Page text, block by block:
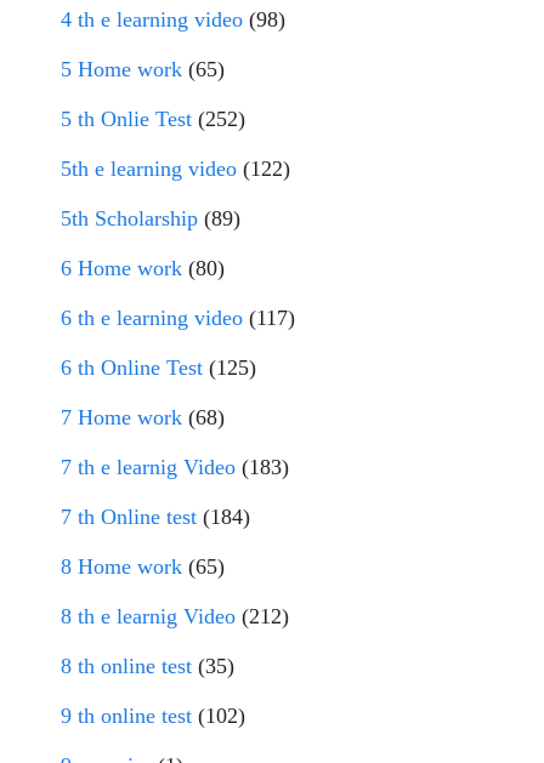
4 th e learning video (98)
5 Home work (65)
5 th Onlie Test (252)
5th e learning video (122)
5th Scholarship (89)
6 Home work (80)
6 th e learning video (117)
6 th Online Test (125)
7 Home work (68)
7 th e learnig Video (183)
7 th Online test (184)
8 Home work (65)
8 th e learnig Video (212)
8 th online test (35)
9 th online test (102)